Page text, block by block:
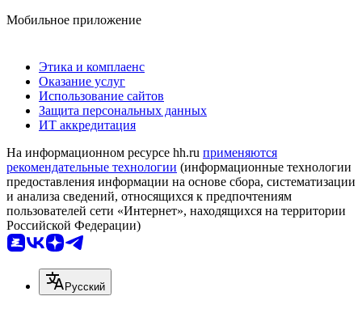
Мобильное приложение
Этика и комплаенс
Оказание услуг
Использование сайтов
Защита персональных данных
ИТ аккредитация
На информационном ресурсе hh.ru применяются
рекомендательные технологии (информационные технологии
предоставления информации на основе сбора, систематизации
и анализа сведений, относящихся к предпочтениям
пользователей сети «Интернет», находящихся на территории
Российской Федерации)
Русский